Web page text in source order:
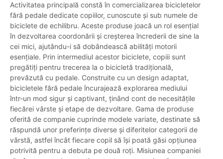
Activitatea principală constă în comercializarea bicicletelor
fără pedale dedicate copiilor, cunoscute și sub numele de
biciclete de echilibru. Aceste produse joacă un rol esențial
în dezvoltarea coordonării și creșterea încrederii de sine la
cei mici, ajutându-i să dobândească abilități motorii
esențiale. Prin intermediul acestor biciclete, copiii sunt
pregătiți pentru trecerea la o bicicletă tradițională,
prevăzută cu pedale. Construite cu un design adaptat,
bicicletele fără pedale încurajează explorarea mediului
într-un mod sigur și captivant, ținând cont de necesitățile
fiecărei vârste și etape de dezvoltare. Gama de produse
oferită de companie cuprinde modele variate, destinate să
răspundă unor preferințe diverse și diferitelor categorii de
vârstă, astfel încât fiecare copil să își poată găsi opțiunea
potrivită pentru a debuta pe două roți. Misiunea companiei